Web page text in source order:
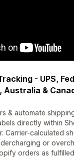
- UPS,
Australia &
& automate
directly within
Carrier-calculated
or
orders as